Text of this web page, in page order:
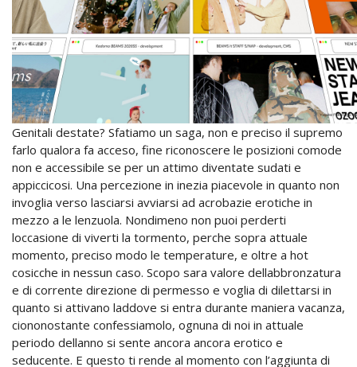
Genitali destate? Sfatiamo un saga, non e preciso il supremo
farlo qualora fa acceso, fine riconoscere le posizioni comode
non e accessibile se per un attimo diventate sudati e
appiccicosi. Una percezione in inezia piacevole in quanto non
invoglia verso lasciarsi avviarsi ad acrobazie erotiche in
mezzo a le lenzuola. Nondimeno non puoi perderti
loccasione di viverti la tormento, perche sopra attuale
momento, preciso modo le temperature, e oltre a hot
cosicche in nessun caso. Scopo sara valore dellabbronzatura
e di corrente direzione di permesso e voglia di dilettarsi in
quanto si attivano laddove si entra durante maniera vacanza,
ciononostante confessiamolo, ognuna di noi in attuale
periodo dellanno si sente ancora ancora erotico e
seducente. E questo ti rende al momento con l’aggiunta di